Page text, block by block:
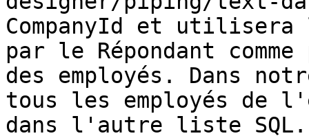
CompanyId et
par le Répondant
des employés. Dans
tous les employés de
dans l'autre liste SQL.